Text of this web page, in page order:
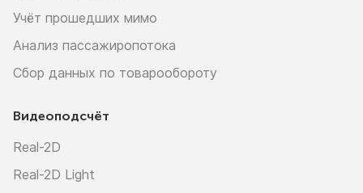
Учёт прошедших мимо
Анализ пассажиропотока
Сбор данных по товарообороту
Видеоподсчёт
Real-2D
Real-2D Light